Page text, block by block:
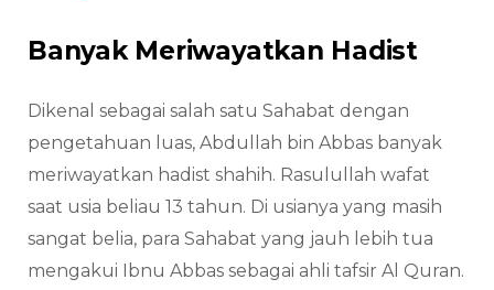
Banyak Meriwayatkan Hadist
Dikenal sebagai salah satu Sahabat dengan
pengetahuan luas, Abdullah bin Abbas banyak
meriwayatkan hadist shahih. Rasulullah wafat
saat usia beliau 13 tahun. Di usianya yang masih
sangat belia, para Sahabat yang jauh lebih tua
mengakui Ibnu Abbas sebagai ahli tafsir Al Quran.